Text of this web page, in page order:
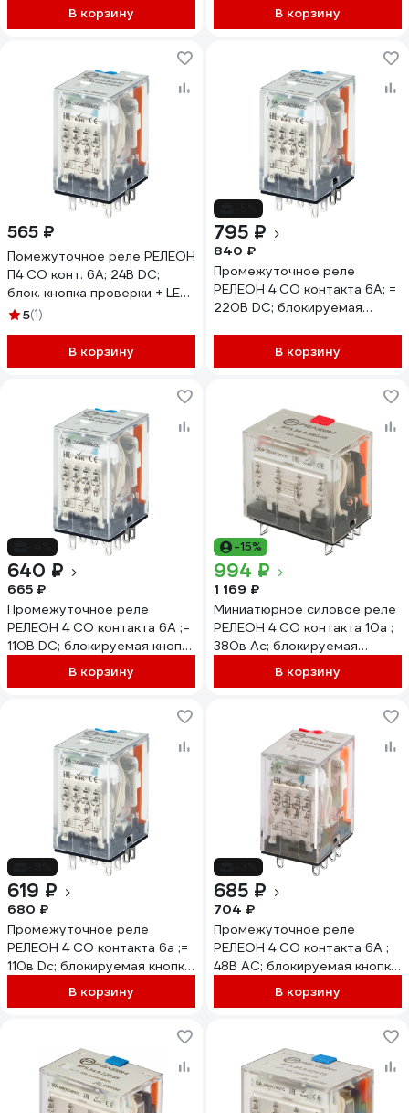
RP434802405В корзину В корзину
565 ₽
Помежуточное реле РЕЛЕОН
П4 CO конт. 6А; 24В DC;
блок. кнопка проверки + LED
+ диод (+ A1); RP434902409
5(1)
В корзину
795 ₽
840 ₽
Промежуточное реле
РЕЛЕОН 4 CO контакта 6А; =
220В DC; блокируемая
RP434922005В корзину
640 ₽
665 ₽
Промежуточное реле
РЕЛЕОН 4 CO контакта 6А ;=
110В DC; блокируемая кнопка
проверки + LED,В корзину
-15%
994 ₽
1 169 ₽
Миниатюрное силовое реле
РЕЛЕОН 4 CO контакта 10а ;
380в Ac; блокируемая
кнопка проверк,
RP534838005
В корзину
619 ₽
680 ₽
Промежуточное реле
РЕЛЕОН 4 CO контакта 6а ;=
110в Dc; блокируемая кнопка
проверки + LED,В корзину
685 ₽
704 ₽
Промежуточное реле
РЕЛЕОН 4 CO контакта 6А ;
48В AC; блокируемая кнопка
проверки + LED
RP434804805
В корзину